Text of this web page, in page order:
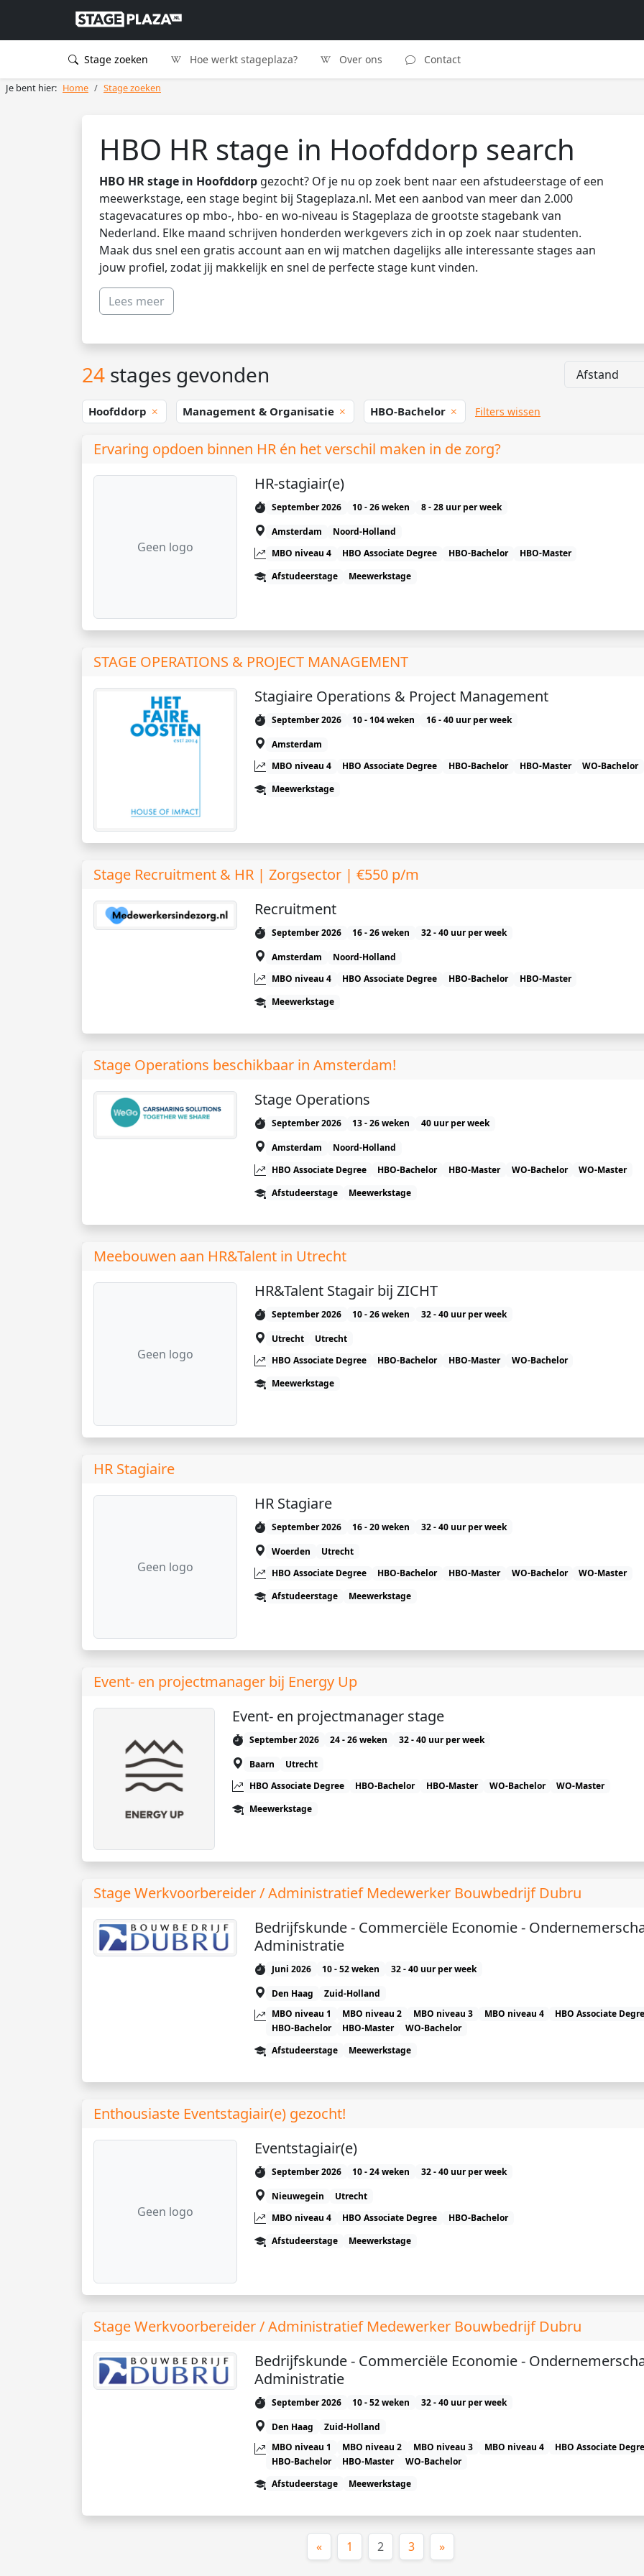
Stage zoeken Hoe werkt stageplaza? Over ons Contact
Je bent hier: Home Stage zoeken
HBO HR stage in Hoofddorp search
HBO HR stage in Hoofddorp gezocht? Of je nu op zoek bent naar een afstudeerstage of een
meewerkstage, een stage begint bij Stageplaza.nl. Met een aanbod van meer dan 2.000
stagevacatures op mbo-, hbo- en wo-niveau is Stageplaza de grootste stagebank van
Nederland. Elke maand schrijven honderden werkgevers zich in op zoek naar studenten.
Maak dus snel een gratis account aan en wij matchen dagelijks alle interessante stages aan
jouw profiel, zodat jij makkelijk en snel de perfecte stage kunt vinden.
Lees meer
24 stages gevonden
Hoofddorp Management & Organisatie HBO-Bachelor Filters wissen
Ervaring opdoen binnen HR én het verschil maken in de zorg?
Geen logo
HR-stagiair(e)
September 2026 10 - 26 weken
8 - 28 uur per week
Amsterdam
Noord-Holland
MBO niveau 4
HBO Associate Degree HBO-Bachelor
HBO-Master
Afstudeerstage
Meewerkstage
STAGE OPERATIONS & PROJECT MANAGEMENT
Stagiaire Operations & Project Management
September 2026 10 - 104 weken
16 - 40 uur per week
Amsterdam
MBO niveau 4
HBO Associate Degree HBO-Bachelor HBO-Master
WO-Bachelor
Meewerkstage
Stage Recruitment & HR | Zorgsector | €550 p/m
Recruitment
September 2026 16 - 26 weken
32 - 40 uur per week
Amsterdam
Noord-Holland
MBO niveau 4
HBO Associate Degree HBO-Bachelor
HBO-Master
Meewerkstage
Stage Operations beschikbaar in Amsterdam!
Stage Operations
September 2026 13 - 26 weken
40 uur per week
Amsterdam
Noord-Holland
HBO Associate Degree
HBO-Bachelor HBO-Master WO-Bachelor
WO-Master
Afstudeerstage
Meewerkstage
Meebouwen aan HR&Talent in Utrecht
Geen logo
HR&Talent Stagair bij ZICHT
September 2026 10 - 26 weken
32 - 40 uur per week
Utrecht
Utrecht
HBO Associate Degree
HBO-Bachelor HBO-Master
WO-Bachelor
Meewerkstage
HR Stagiaire
Geen logo
HR Stagiare
September 2026 16 - 20 weken
32 - 40 uur per week
Woerden
Utrecht
HBO Associate Degree
HBO-Bachelor HBO-Master WO-Bachelor
WO-Master
Afstudeerstage
Meewerkstage
Event- en projectmanager bij Energy Up
Event- en projectmanager stage
September 2026 24 - 26 weken
32 - 40 uur per week
Baarn
Utrecht
HBO Associate Degree
HBO-Bachelor HBO-Master WO-Bachelor
WO-Master
Meewerkstage
Stage Werkvoorbereider / Administratief Medewerker Bouwbedrijf Dubru
Bedrijfskunde - Commerciële Economie -
Administratie
Juni 2026 10 - 52 weken
32 - 40 uur per week
Den Haag
Zuid-Holland
MBO niveau 1
MBO niveau 2 MBO niveau 3 MBO niveau 4
HBO Associate
HBO-Bachelor
HBO-Master
WO-Bachelor
Afstudeerstage
Meewerkstage
Enthousiaste Eventstagiair(e) gezocht!
Geen logo
Eventstagiair(e)
September 2026 10 - 24 weken
32 - 40 uur per week
Nieuwegein
Utrecht
MBO niveau 4
HBO Associate Degree
HBO-Bachelor
Afstudeerstage
Meewerkstage
Stage Werkvoorbereider / Administratief Medewerker Bouwbedrijf Dubru
Bedrijfskunde - Commerciële Economie -
Administratie
September 2026 10 - 52 weken
32 - 40 uur per week
Den Haag
Zuid-Holland
MBO niveau 1
MBO niveau 2 MBO niveau 3 MBO niveau 4
HBO Associate
HBO-Bachelor
HBO-Master
WO-Bachelor
Afstudeerstage
Meewerkstage
« 1 2 (huidige)
3 »